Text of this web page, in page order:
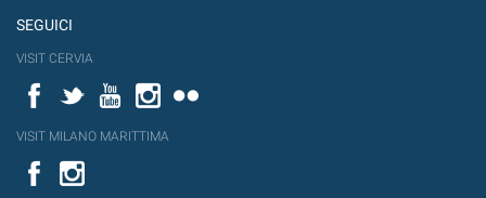
SEGUICI
VISIT CERVIA
FacebookTwitterYouTubeInstagram
VISIT MILANO MARITTIMA
Facebook